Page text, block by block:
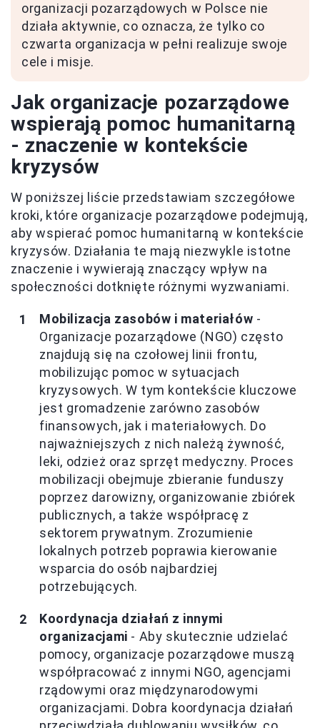
organizacji pozarządowych w Polsce nie
działa aktywnie, co oznacza, że tylko co
czwarta organizacja w pełni realizuje swoje
cele i misje.
Jak organizacje pozarządowe
wspierają pomoc humanitarną
- znaczenie w kontekście
kryzysów
W poniższej liście przedstawiam szczegółowe
kroki, które organizacje pozarządowe podejmują,
aby wspierać pomoc humanitarną w kontekście
kryzysów. Działania te mają niezwykle istotne
znaczenie i wywierają znaczący wpływ na
społeczności dotknięte różnymi wyzwaniami.
Mobilizacja zasobów i materiałów -
Organizacje pozarządowe (NGO) często
znajdują się na czołowej linii frontu,
mobilizując pomoc w sytuacjach
kryzysowych. W tym kontekście kluczowe
jest gromadzenie zarówno zasobów
finansowych, jak i materiałowych. Do
najważniejszych z nich należą żywność,
leki, odzież oraz sprzęt medyczny. Proces
mobilizacji obejmuje zbieranie funduszy
poprzez darowizny, organizowanie zbiórek
publicznych, a także współpracę z
sektorem prywatnym. Zrozumienie
lokalnych potrzeb poprawia kierowanie
wsparcia do osób najbardziej
potrzebujących.
Koordynacja działań z innymi
organizacjami - Aby skutecznie udzielać
pomocy, organizacje pozarządowe muszą
współpracować z innymi NGO, agencjami
rządowymi oraz międzynarodowymi
organizacjami. Dobra koordynacja działań